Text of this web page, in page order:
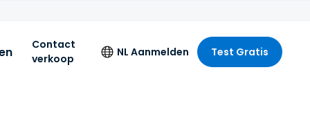
Contact
verkoop
NL Aanmelden Test Gratis